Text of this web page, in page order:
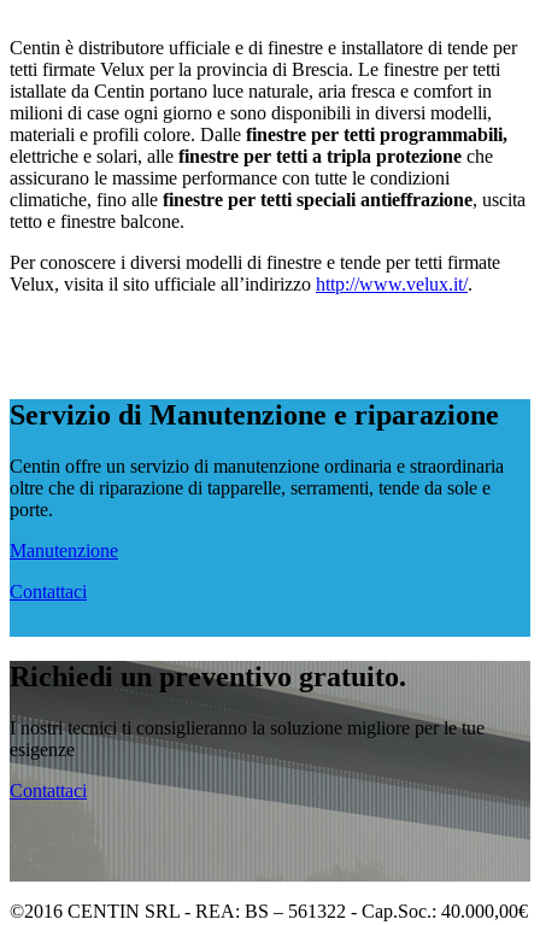
Centin è distributore ufficiale e di finestre e installatore di tende per
tetti firmate Velux per la provincia di Brescia. Le finestre per tetti
istallate da Centin portano luce naturale, aria fresca e comfort in
milioni di case ogni giorno e sono disponibili in diversi modelli,
materiali e profili colore. Dalle finestre per tetti programmabili,
elettriche e solari, alle finestre per tetti a tripla protezione che
assicurano le massime performance con tutte le condizioni
climatiche, fino alle finestre per tetti speciali antieffrazione, uscita
tetto e finestre balcone.
Per conoscere i diversi modelli di finestre e tende per tetti firmate
Velux, visita il sito ufficiale all’indirizzo http://www.velux.it/.
Servizio di Manutenzione e riparazione
Centin offre un servizio di manutenzione ordinaria e straordinaria
oltre che di riparazione di tapparelle, serramenti, tende da sole e
porte.
Manutenzione
Contattaci
Richiedi un preventivo gratuito.
I nostri tecnici ti consiglieranno la soluzione migliore per le tue
esigenze
Contattaci
©2016 CENTIN SRL - REA: BS – 561322 - Cap.Soc.: 40.000,00€